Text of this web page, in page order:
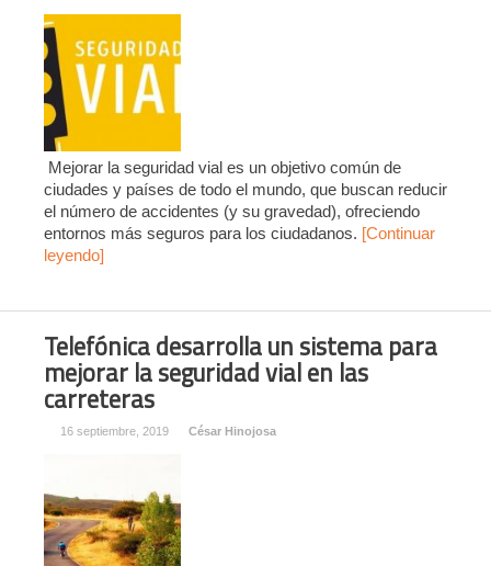
Mejorar la seguridad vial es un objetivo común de
ciudades y países de todo el mundo, que buscan reducir
el número de accidentes (y su gravedad), ofreciendo
entornos más seguros para los ciudadanos. [Continuar
leyendo]
Telefónica desarrolla un sistema para
mejorar la seguridad vial en las
carreteras
16 septiembre, 2019 César Hinojosa